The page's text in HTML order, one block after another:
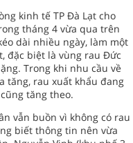
kinh tế TP Đà Lạt cho
tháng 4 vừa qua trên
dài nhiều ngày, làm một
đặc biệt là vùng rau Đức
Trong khi nhu cầu về
tăng, rau xuất khẩu đang
tăng theo.
vẫn buồn vì không có rau
biết thông tin nên vừa